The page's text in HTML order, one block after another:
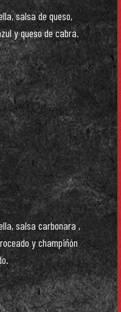
salsa de queso,
y queso de cabra.
salsa carbonara ,
y champiñón